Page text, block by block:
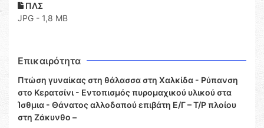
ΠΛΣ
JPG - 1,8 MB
Επικαιρότητα
Πτώση γυναίκας στη θάλασσα στη Χαλκίδα - Ρύπανση
στο Κερατσίνι - Εντοπισμός πυρομαχικού υλικού στα
Ίσθμια - Θάνατος αλλοδαπού επιβάτη Ε/Γ – Τ/Ρ πλοίου
στη Ζάκυνθο –